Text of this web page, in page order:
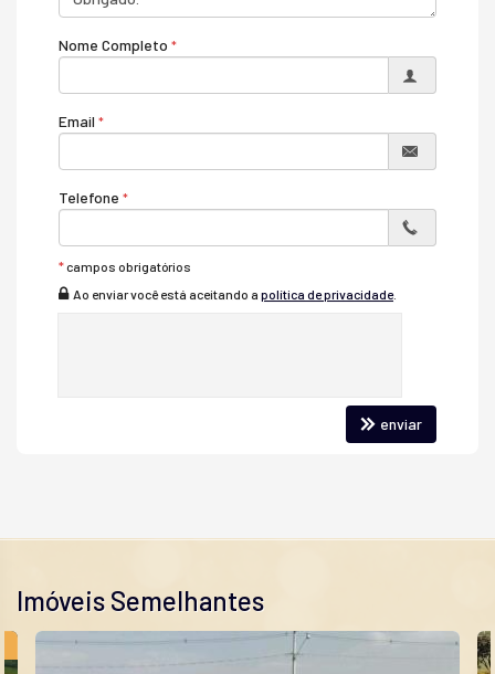
Características do Empreendimento
Playground
Nome Completo
Email
Telefone
*campos obrigatórios
Ao enviar você está aceitando a política de privacidade.
enviar
Imóveis Semelhantes